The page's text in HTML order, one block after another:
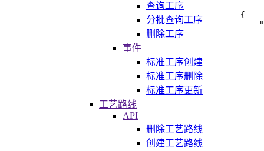
查询工序
分批查询工序
删除工序
事件
标准工序创建
标准工序删除
标准工序更新
工艺路线
API
删除工艺路线
创建工艺路线
{